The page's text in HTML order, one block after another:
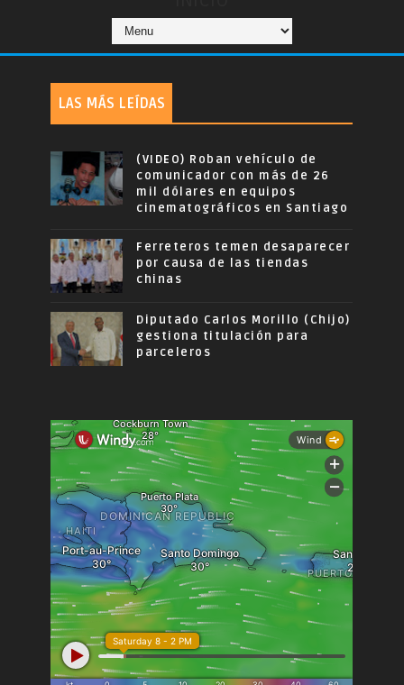
LAS MÁS LEÍDAS
(VIDEO) Roban vehículo de
comunicador con más de 26
mil dólares en equipos
cinematográficos en Santiago
Ferreteros temen desaparecer
por causa de las tiendas
chinas
Diputado Carlos Morillo (Chijo)
gestiona titulación para
parceleros